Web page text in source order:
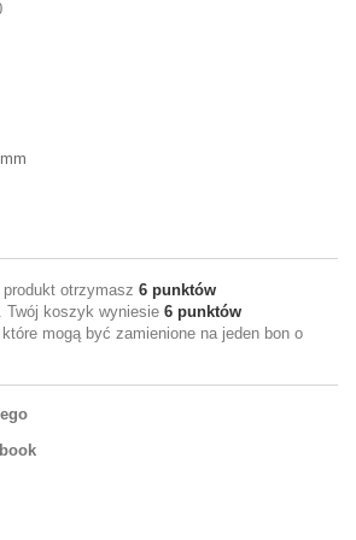
otrzymasz 6 punktów
. Twój koszyk wyniesie 6 punktów
które mogą być zamienione na jeden bon o